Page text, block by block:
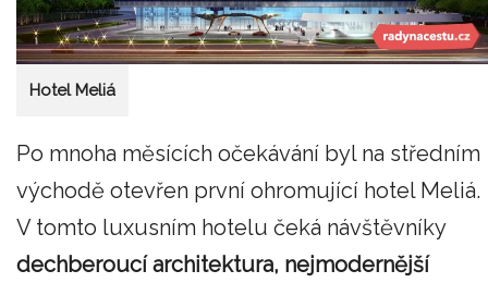
Hotel Meliá
Po mnoha měsících očekávání byl na středním
východě otevřen první ohromující hotel Meliá.
V tomto luxusním hotelu čeká návštěvníky
dechberoucí architektura, nejmodernější